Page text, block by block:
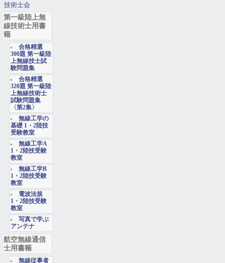
技術士会
第一級陸上無
線技術士用書
籍
合格精選
300題 第一級陸
上無線技士試
験問題集
合格精選
320題 第一級陸
上無線技術士
試験問題集
〈第2集〉
無線工学の
基礎 1・2陸技
受験教室
無線工学A
1・2陸技受験
教室
無線工学B
1・2陸技受験
教室
電波法規
1・2陸技受験
教室
写真で学ぶ
アンテナ
航空無線通信
士用書籍
無線従事者